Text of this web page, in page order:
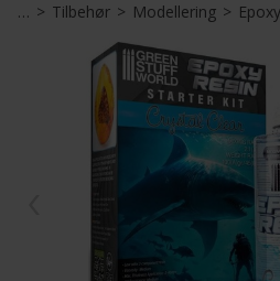
>Tilbehør> Modellering>